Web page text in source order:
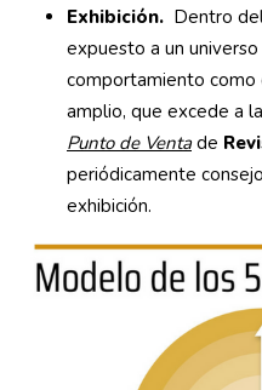
Exhibición. Dentro
expuesto a un
comportamiento como
amplio, que excede a
Punto de Ventade
periódicamente
exhibición.